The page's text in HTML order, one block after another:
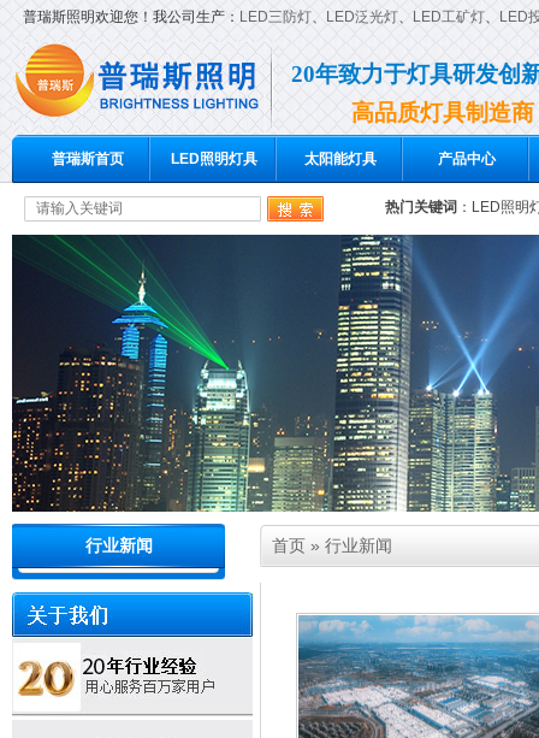
普瑞斯照明欢迎您！我公司生产： LED三防灯、 LED泛光灯、 LED工矿灯、 LED
20年致力于灯具研发创
高品质灯具制造商
普瑞斯首页 LED照明灯具 太阳能灯具 产品中心
热门关键词 ： LED照明
行业新闻 首页 » 行业新闻